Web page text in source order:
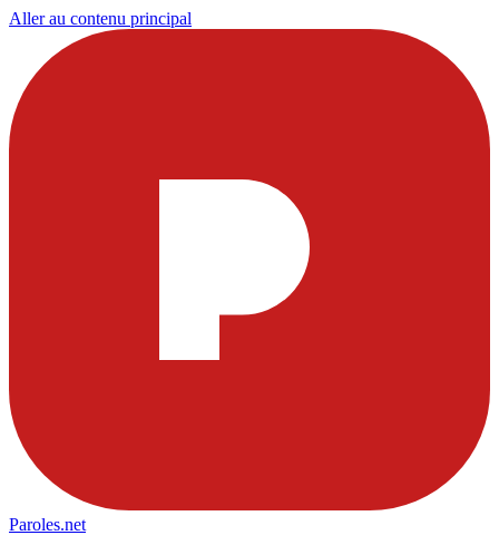
Aller au contenu principal
Paroles.net